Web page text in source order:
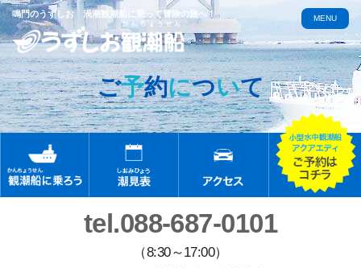
鳴門のうずしお 渦潮観潮船に乗って冒険の旅へ！
tel.088-687-0101
（8:30～17:00）
MENU
ご予約について